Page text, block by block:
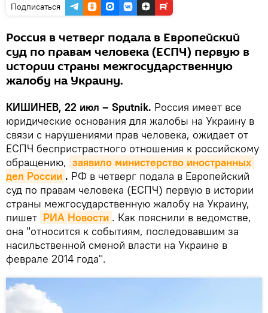
Подписаться
Россия в четверг подала в Европейский
суд по правам человека (ЕСПЧ) первую в
истории страны межгосударственную
жалобу на Украину.
КИШИНЕВ, 22 июл – Sputnik. Россия имеет все
юридические основания для жалобы на Украину в
связи с нарушениями прав человека, ожидает от
ЕСПЧ беспристрастного отношения к российскому
обращению, заявило министерство иностранных
дел России . РФ в четверг подала в Европейский
суд по правам человека (ЕСПЧ) первую в истории
страны межгосударственную жалобу на Украину,
пишет РИА Новости . Как пояснили в ведомстве,
она "относится к событиям, последовавшим за
насильственной сменой власти на Украине в
феврале 2014 года".